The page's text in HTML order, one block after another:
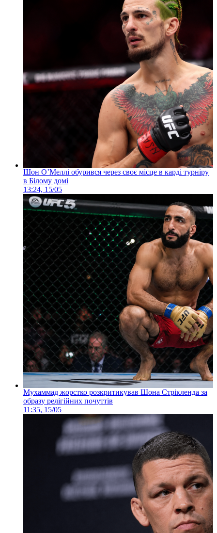
Шон О’Меллі обурився через своє місце в карді турніру
в Білому домі
13:24, 15/05
Мухаммад жорстко розкритикував Шона Стрікленда за
образу релігійних почуттів
11:35, 15/05